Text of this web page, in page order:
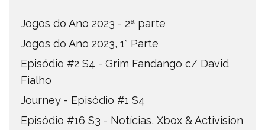
Jogos do Ano 2023 - 2ª parte
Jogos do Ano 2023, 1° Parte
Episódio #2 S4 - Grim Fandango c/ David
Fialho
Journey - Episódio #1 S4
Episódio #16 S3 - Notícias, Xbox & Activision